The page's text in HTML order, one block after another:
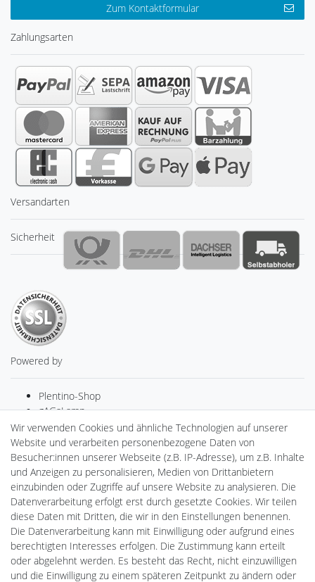
Zum Kontaktformular
Zahlungsarten
Versandarten
Sicherheit
Powered by
Plentino-Shop
gAGaLamp
Drohnenstore24
Cardanlight-Shop
Batteriespeicher
PlentiSolar
Gebrauchtlicht
Ledkauf
DEYESOLAR
Lightech Connect
CardanLight Europe
FORTIMO LEDs
LED-RETROSHOP
Wir verwenden Cookies und ähnliche Technologien auf unserer
Website und verarbeiten personenbezogene Daten von
Besucher:innen unserer Webseite (z.B. IP-Adresse), um z.B. Inhalte
und Anzeigen zu personalisieren, Medien von Drittanbietern
einzubinden oder Zugriffe auf unsere Website zu analysieren. Die
Datenverarbeitung erfolgt erst durch gesetzte Cookies. Wir teilen
diese Daten mit Dritten, die wir in den Einstellungen benennen.
Die Datenverarbeitung kann mit Einwilligung oder aufgrund eines
berechtigten Interesses erfolgen. Die Zustimmung kann erteilt
oder abgelehnt werden. Es besteht das Recht, nicht einzuwilligen
und die Einwilligung zu einem späteren Zeitpunkt zu ändern oder